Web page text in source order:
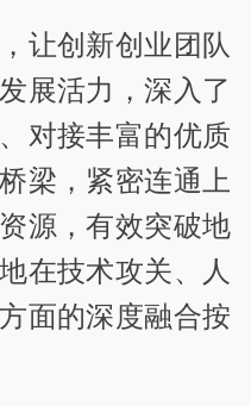
让创新创业团队
展活力，深入了
对接丰富的优质
梁，紧密连通上
源，有效突破地
在技术攻关、人
面的深度融合按